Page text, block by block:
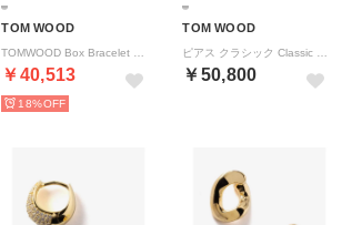
TOM WOOD
￥40,513
18%
TOM WOOD
￥50,800